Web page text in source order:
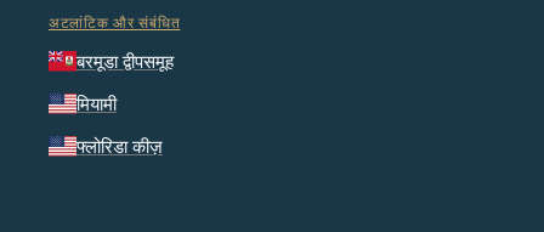
अटलांटिक और संबंधित
बरमूडा द्वीपसमूह
मियामी
फ्लोरिडा कीज़